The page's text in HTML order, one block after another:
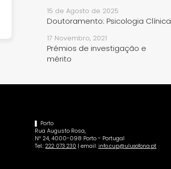
15 de Agosto de 2025
Doutoramento: Psicologia Clínica
17 Novembro, 2021
Prémios de investigação e
mérito
Porto
Rua Augusto Rosa,
Nº 24, 4000-098 Porto - Portugal
Tel.: 222 073 230 | email: info.cup@ulusofona.pt